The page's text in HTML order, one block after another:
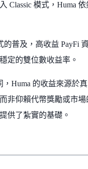
Classic 模式，Huma 依
普及，高收益 PayFi
定的雙位數收益率。
Huma 的收益來源於
非仰賴代幣獎勵或市場
供了紮實的基礎。